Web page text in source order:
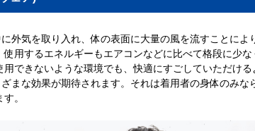
外気を取り入れ、体の表面に大量の風を流すことによ
用するエネルギーもエアコンなどに比べて格段に少
できないような環境でも、快適にすごしていただけ
まな効果が期待されます。それは着用者の身体のみな
。